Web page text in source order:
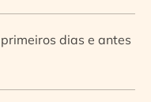
dias e antes